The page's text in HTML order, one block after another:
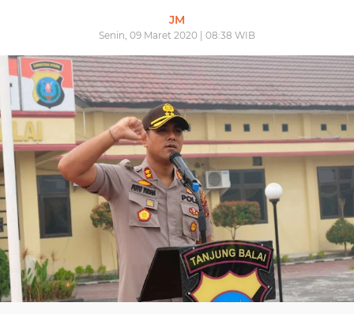
JM
Senin, 09 Maret 2020 | 08:38 WIB